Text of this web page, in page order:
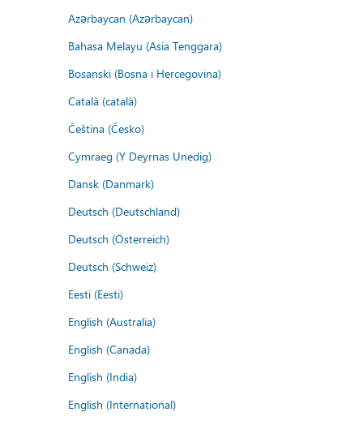
Azərbaycan (Azərbaycan)
Bahasa Melayu (Asia Tenggara)
Bosanski (Bosna i Hercegovina)
Català (català)
Čeština (Česko)
Cymraeg (Y Deyrnas Unedig)
Dansk (Danmark)
Deutsch (Deutschland)
Deutsch (Österreich)
Deutsch (Schweiz)
Eesti (Eesti)
English (Australia)
English (Canada)
English (India)
English (International)